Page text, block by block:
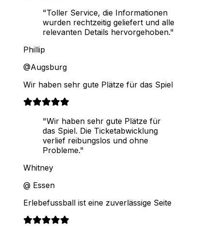
"Toller Service, die Informationen
wurden rechtzeitig geliefert und alle
relevanten Details hervorgehoben."
Phillip
@Augsburg
Wir haben sehr gute Plätze für das Spiel
"Wir haben sehr gute Plätze für
das Spiel. Die Ticketabwicklung
verlief reibungslos und ohne
Probleme."
Whitney
@ Essen
Erlebefussball ist eine zuverlässige Seite